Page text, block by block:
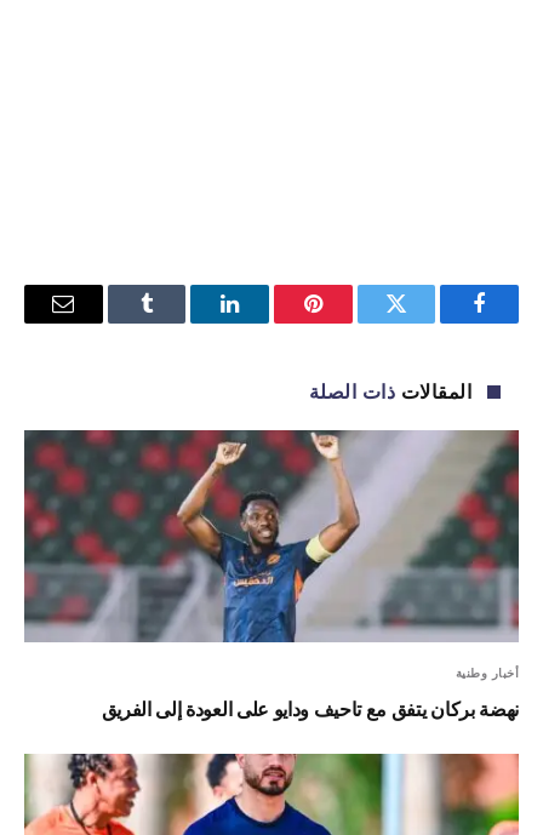
فيسبوك تويتر بينتيريستلينكدإن Tumblr
البريد
المقالات ذات الصلة
أخبار وطنية
نهضة بركان يتفق مع تاحيف ودايو على العودة إلى الفريق